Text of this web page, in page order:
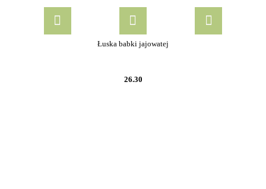
Łuska babki jajowatej
26.30